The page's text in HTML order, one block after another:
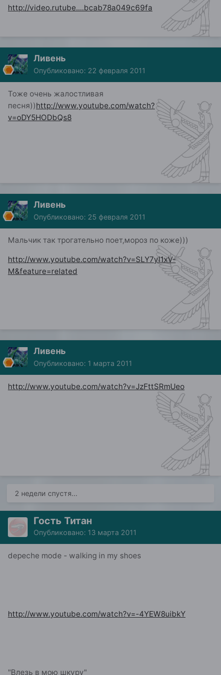
http://video.rutube....bcab78a049c69fa
Ливень
Опубликовано: 22 февраля 2011
Тоже очень жалостливая
песня))http://www.youtube.com/watch?
v=oDY5HODbQs8
Ливень
Опубликовано: 25 февраля 2011
Мальчик так трогательно поет,мороз по коже)))
http://www.youtube.com/watch?v=SLY7yI1xV-
M&feature=related
Ливень
Опубликовано: 1 марта 2011
http://www.youtube.com/watch?v=JzFttSRmUeo
2 недели спустя...
Гость Титан
Опубликовано: 13 марта 2011
depeche mode - walking in my shoes
http://www.youtube.com/watch?v=-4YEW8uibkY
"Влезь в мою шкуру"